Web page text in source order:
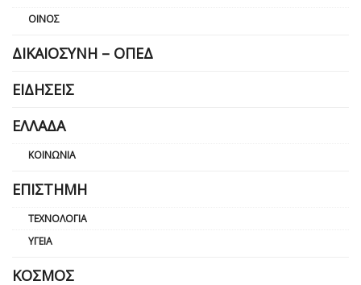
ΟΊΝΟΣ
ΔΙΚΑΙΟΣΎΝΗ – ΟΠΕΔ
ΕΙΔΉΣΕΙΣ
ΕΛΛΆΔΑ
ΚΟΙΝΩΝΊΑ
ΕΠΙΣΤΉΜΗ
ΤΕΧΝΟΛΟΓΊΑ
ΥΓΕΊΑ
ΚΌΣΜΟΣ